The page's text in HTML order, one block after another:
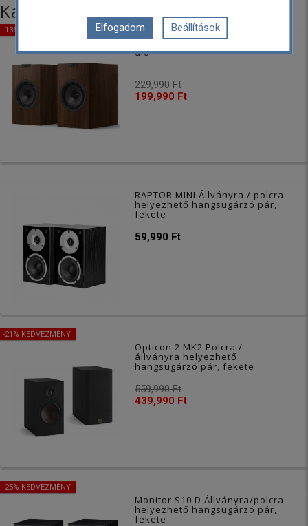
Kategória további termékei
-13% KEDVEZMÉNY
Q1 Meta Polc hangsugárzó pár,
dió
229,990 Ft
199,990 Ft
RAPTOR MINI Állványra / polcra
helyezhető hangsugárzó pár,
fekete
59,990 Ft
-21% KEDVEZMÉNY
Opticon 2 MK2 Polcra /
állványra helyezhető
hangsugárzó pár, fekete
559,990 Ft
439,990 Ft
-25% KEDVEZMÉNY
Monitor S10 D Állványra/polcra
helyezhető hangsugárzó pár,
fekete
Elfogadom Beállítások